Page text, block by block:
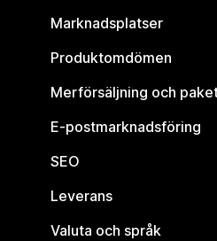
Marknadsplatser
Produktomdömen
Merförsäljning och
E-postmarknadsföring
SEO
Leverans
Valuta och språk